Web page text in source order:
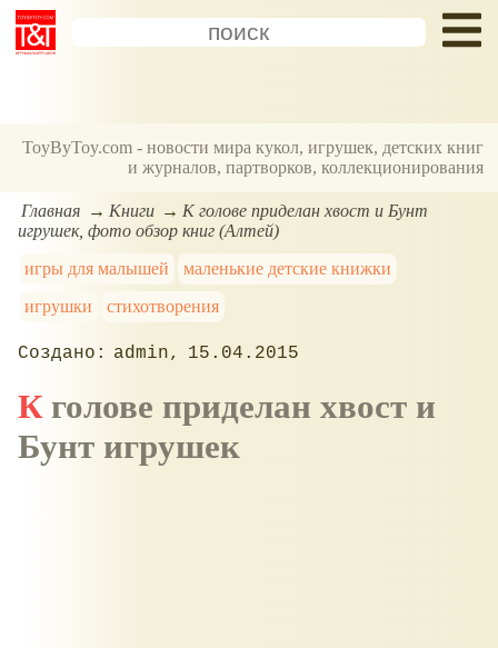
ToyByToy.com - новости мира кукол, игрушек, детских книг
и журналов, партворков, коллекционирования
Главная Книги
К голове приделан хвост и Бунт
игрушек, фото обзор книг (Алтей)
игры для малышей
маленькие детские книжки
игрушки
стихотворения
admin 15.04.2015
К голове приделан хвост и
Бунт игрушек